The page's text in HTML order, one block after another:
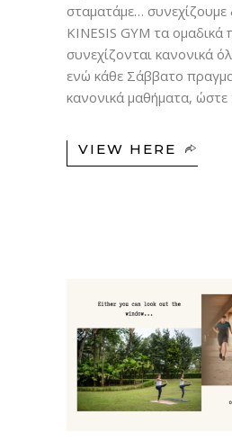
σταματάμε… συνεχίζουμε
KINESIS GYM τα
συνεχίζονται κανονικά
ενώ κάθε Σάββατο
κανονικά μαθήματα, ώστε
VIEW HERE